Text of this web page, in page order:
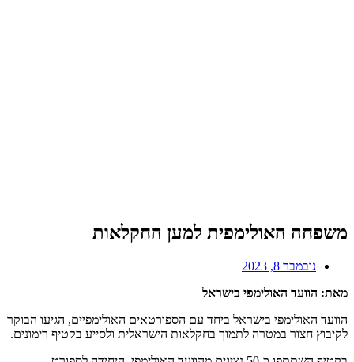
משפחה האולימפית למען החקלאות
נובמבר 8, 2023
מאת: הוועד האולימפי בישראל
הוועד האולימפי בישראל ביחד עם הספורטאים האולימפיים, הגיעו הבוקר
לקיבוץ חצור במטרה לתמוך בחקלאות הישראלית ולסייע בקטיף רימונים.